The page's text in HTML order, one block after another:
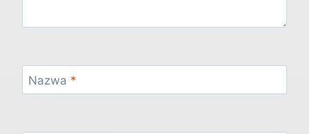
Nazwa *